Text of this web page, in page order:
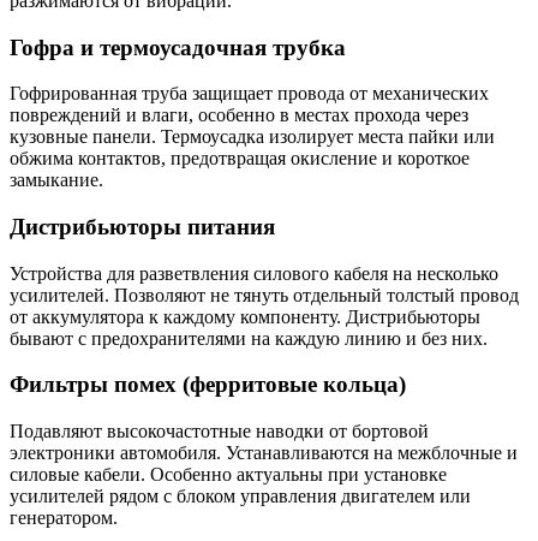
Гофра и термоусадочная трубка
Гофрированная труба защищает провода от механических
повреждений и влаги, особенно в местах прохода через
кузовные панели. Термоусадка изолирует места пайки или
обжима контактов, предотвращая окисление и короткое
замыкание.
Дистрибьюторы питания
Устройства для разветвления силового кабеля на несколько
усилителей. Позволяют не тянуть отдельный толстый провод
от аккумулятора к каждому компоненту. Дистрибьюторы
бывают с предохранителями на каждую линию и без них.
Фильтры помех (ферритовые кольца)
Подавляют высокочастотные наводки от бортовой
электроники автомобиля. Устанавливаются на межблочные и
силовые кабели. Особенно актуальны при установке
усилителей рядом с блоком управления двигателем или
генератором.